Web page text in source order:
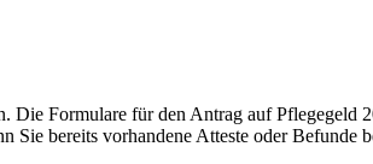
Die Formulare für den Antrag auf Pflegegeld
bereits vorhandene Atteste oder Befunde